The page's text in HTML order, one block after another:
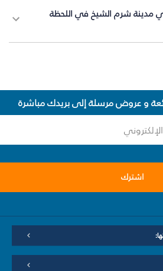
مدينة شرم الشيخ في اللحظة
و عروض مرسلة إلى بريدك مباشرة
اشترك